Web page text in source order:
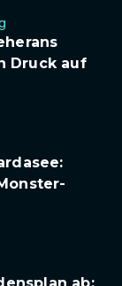
Druck auf